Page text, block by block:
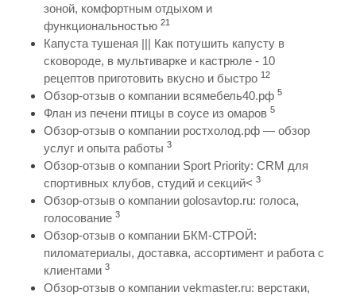
зоной, комфортным отдыхом и
функциональностью 21
Капуста тушеная ||| Как потушить капусту в
сковороде, в мультиварке и кастрюле - 10
рецептов приготовить вкусно и быстро 12
Обзор-отзыв о компании всямебель40.рф 5
Флан из печени птицы в соусе из омаров 5
Обзор-отзыв о компании ростхолод.рф — обзор
услуг и опыта работы 3
Обзор-отзыв о компании Sport Priority: CRM для
спортивных клубов, студий и секций< 3
Обзор-отзыв о компании golosavtop.ru: голоса,
голосование 3
Обзор-отзыв о компании БКМ-СТРОЙ:
пиломатериалы, доставка, ассортимент и работа с
клиентами 3
Обзор-отзыв о компании vekmaster.ru: верстаки,